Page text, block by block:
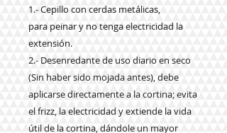
1.- Cepillo con cerdas metálicas,
para peinar y no tenga electricidad la
extensión.
2.- Desenredante de uso diario en seco
(Sin haber sido mojada antes), debe
aplicarse directamente a la cortina; evita
el frizz, la electricidad y extiende la vida
útil de la cortina, dándole un mayor